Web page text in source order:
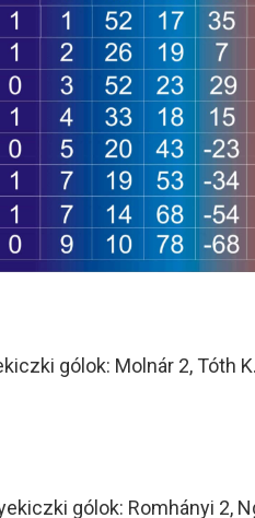
gólok: Molnár 2, Tóth
gólok: Romhányi 2,